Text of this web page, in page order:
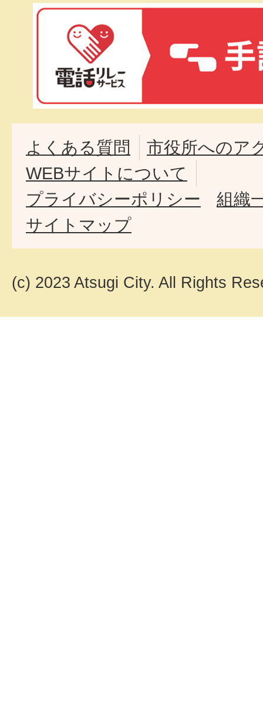
よくある質問
市役所へのア
WEBサイトについて
プライバシーポリシー
組織
サイトマップ
(c) 2023 Atsugi City. All Rights